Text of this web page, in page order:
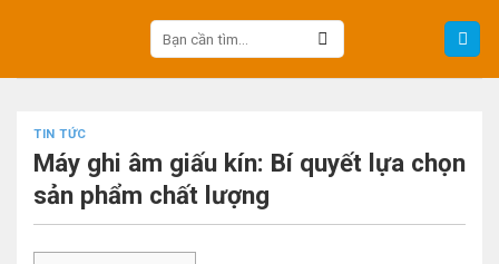
Tìm
kiếm:
TIN TỨC
Máy ghi âm giấu kín: Bí quyết lựa chọn
sản phẩm chất lượng